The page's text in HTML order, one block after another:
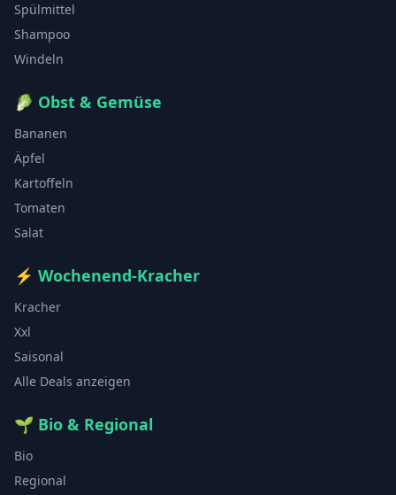
Spülmittel
Shampoo
Windeln
🥬 Obst & Gemüse
Bananen
Äpfel
Kartoffeln
Tomaten
Salat
⚡ Wochenend-Kracher
Kracher
Xxl
Saisonal
Alle Deals anzeigen
🌱 Bio & Regional
Bio
Regional